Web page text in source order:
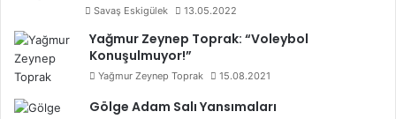
Savaş Eskigülek 13.05.2022
Yağmur Zeynep Toprak: “Voleybol
Konuşulmuyor!”
Yağmur Zeynep Toprak 15.08.2021
Gölge Adam Salı Yansımaları